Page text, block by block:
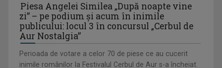
Piesa Angelei Similea „După noapte vine
zi” – pe podium şi acum în inimile
publicului: locul 3 în concursul „Cerbul de
Aur Nostalgia”
Perioada de votare a celor 70 de piese ce au cucerit
inimile românilor la Festivalul Cerbul de Aur s-a încheiat.